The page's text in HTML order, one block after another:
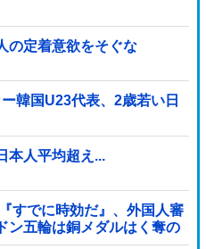
の定着意欲をそぐな
韓国U23代表、2歳若い日
本人平均超え...
すでに時効だ』、外国人審
五輪は銅メダルはく奪の
UAE、イラン」